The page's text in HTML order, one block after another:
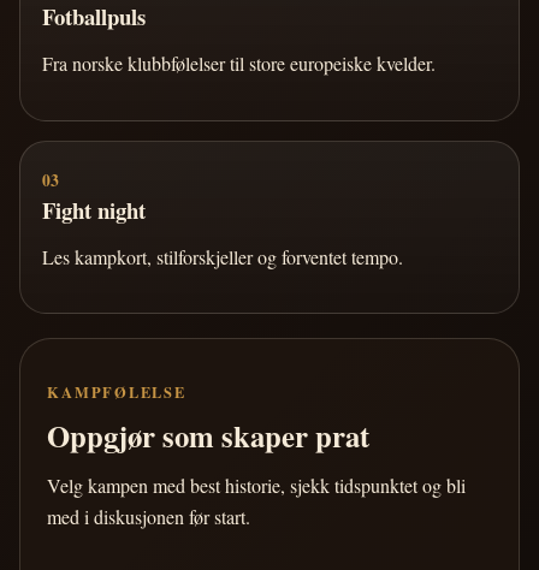
Fotballpuls
Fra norske klubbfølelser til store europeiske kvelder.
03
Fight night
Les kampkort, stilforskjeller og forventet tempo.
KAMPFØLELSE
Oppgjør som skaper prat
Velg kampen med best historie, sjekk tidspunktet og bli
med i diskusjonen før start.